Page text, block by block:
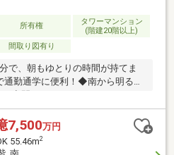
浴室乾燥機■ ご希望の住まい探し
━━━━━・・・物件の詳細・ご相
所有権
タワーマンション
(階建20階以上)
間取り図有り
で、朝もゆとりの時間が持てま
勤通学に便利！◆南から明るい
り空間
7,500万円
55.46m2